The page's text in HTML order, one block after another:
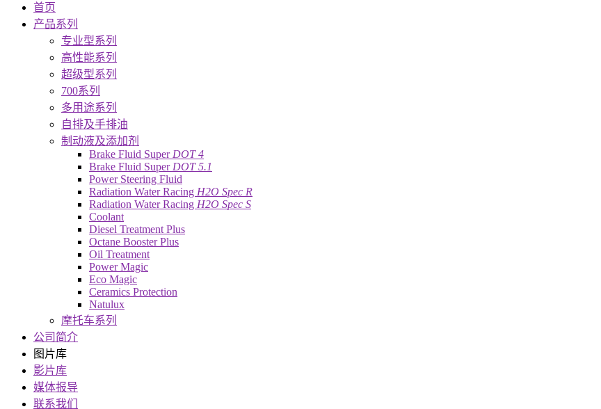
首页
产品系列
专业型系列
高性能系列
超级型系列
700系列
多用途系列
自排及手排油
制动液及添加剂
Brake Fluid Super DOT 4
Brake Fluid Super DOT 5.1
Power Steering Fluid
Radiation Water Racing H2O Spec R
Radiation Water Racing H2O Spec S
Coolant
Diesel Treatment Plus
Octane Booster Plus
Oil Treatment
Power Magic
Eco Magic
Ceramics Protection
Natulux
摩托车系列
公司简介
图片库
影片库
媒体报导
联系我们